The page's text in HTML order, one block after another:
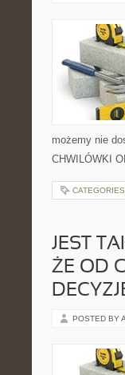
możemy nie
CHWILÓWKI
JEST
ŻE OD
POSTED BY